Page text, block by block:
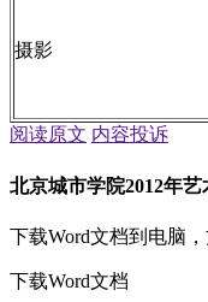
摄影
阅读原文 内容投诉
北京城市学院2012年
下载Word文档到电脑
下载Word文档